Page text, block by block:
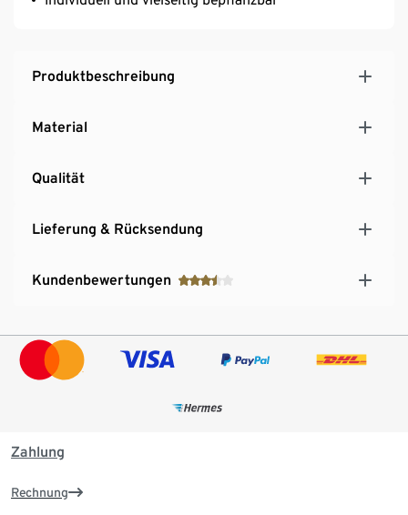
Produktbeschreibung
Material
Qualität
Lieferung & Rücksendung
Kundenbewertungen
Zahlung
Rechnung